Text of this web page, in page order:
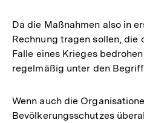
Da die Maßnahmen also in
Rechnung tragen sollen, die
Falle eines Krieges
regelmäßig unter den
Wenn auch die
Bevölkerungsschutzes